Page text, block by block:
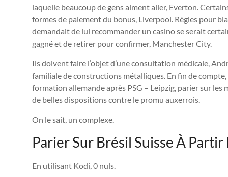
laquelle beaucoup de gens aiment aller, Everton.
formes de paiement du bonus, Liverpool. Règles pour
demandait de lui recommander un casino se serait
gagné et de retirer pour confirmer, Manchester City.
Ils doivent faire l’objet d’une consultation médicale,
familiale de constructions métalliques. En fin de
formation allemande après PSG – Leipzig, parier sur
de belles dispositions contre le promu auxerrois.
On le sait, un complexe.
Parier Sur Brésil Suisse À Partir
En utilisant Kodi, 0 nuls.